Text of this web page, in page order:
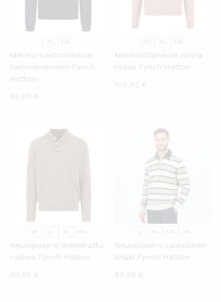
XL XXL
Merino-cashmirneule
tummansininen Fynch
Hatton
99,95 €
3XL XL XXL
Merinovillaneule vanha
roosa Fynch Hatton
109,90 €
KATSO PIKANÄKYMÄ
M L XL XXL
Neulepusero meleerattu
ruskea Fynch Hatton
99,95 €
KATSO PIKANÄKYMÄ
L XL XXL 3XL
Neulepusero raidallinen
khaki Fynch Hatton
89,95 €